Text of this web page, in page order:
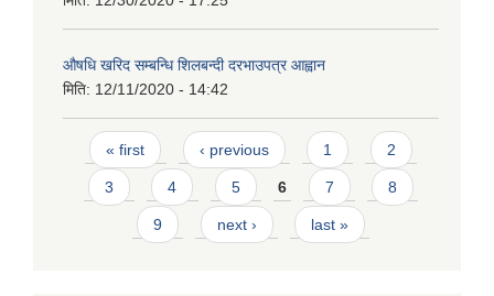
औषधि खरिद सम्बन्धि शिलबन्दी दरभाउपत्र आह्वान
मिति: 12/11/2020 - 14:42
Pages
« first ‹ previous 1 2
3 4 5 6 7 8
9 next › last »